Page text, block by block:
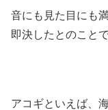
音にも見た目にも
即決したとのことで
アコギといえば、